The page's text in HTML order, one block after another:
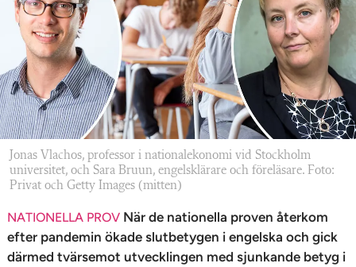
Jonas Vlachos, professor i nationalekonomi vid Stockholm
universitet, och Sara Bruun, engelsklärare och föreläsare. Foto:
Privat och Getty Images (mitten)
NATIONELLA PROV När de nationella proven återkom
efter pandemin ökade slutbetygen i engelska och gick
därmed tvärsemot utvecklingen med sjunkande betyg i